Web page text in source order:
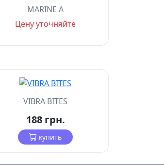
MARINE A
Цену уточняйте
VIBRA BITES
188 грн.
купить